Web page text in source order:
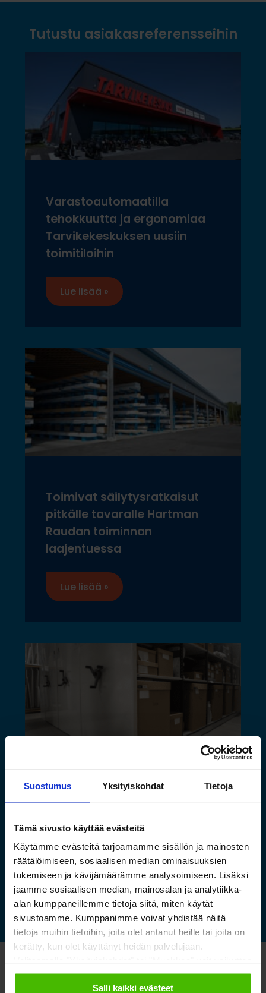
Suostumus Yksityiskohdat Tietoja
Tämä sivusto käyttää evästeitä
Käytämme evästeitä tarjoamamme sisällön ja mainosten
räätälöimiseen, sosiaalisen median ominaisuuksien
tukemiseen ja kävijämäärämme analysoimiseen. Lisäksi
jaamme sosiaalisen median, mainosalan ja analytiikka-
alan kumppaneillemme tietoja siitä, miten käytät
sivustoamme. Kumppanimme voivat yhdistää näitä
tietoja muihin tietoihin, joita olet antanut heille tai joita on
kerätty, kun olet käyttänyt heidän palvelujaan.
sallimiisi evästeisiin.
Salli kaikki evästeet
Tutustu asiakasreferensseihin
Varastoautomaatilla
tehokkuutta ja ergonomiaa
Tarvikekeskuksen uusiin
toimitiloihin
Lue lisää »
Toimivat säilytysratkaisut
pitkälle tavaralle Hartman
Raudan toiminnan
laajentuessa
Lue lisää »
Saamelaismuseon ja
sopivat ilmastoidut ja
kestävät säilytysratkaisut
Lue lisää »
Katso myös nämä